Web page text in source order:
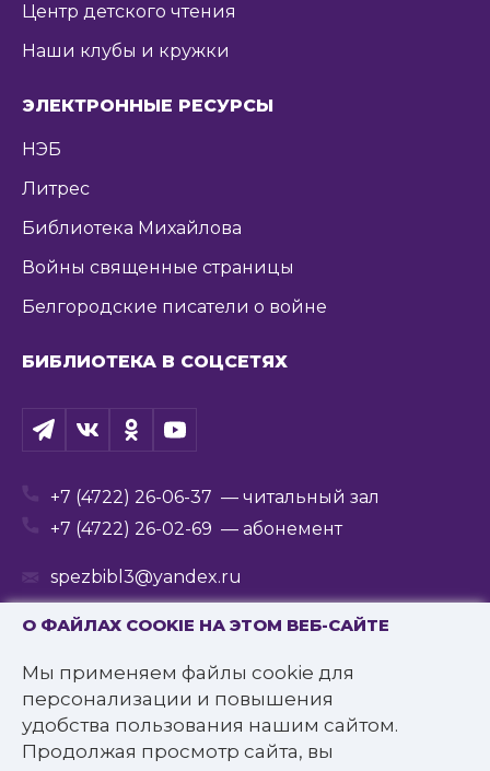
О ФАЙЛАХ COOKIE НА ЭТОМ ВЕБ-САЙТЕ
Мы применяем файлы cookie для
персонализации и повышения
удобства пользования нашим сайтом.
Продолжая просмотр сайта, вы
Центр детского чтения
Наши клубы и кружки
ЭЛЕКТРОННЫЕ РЕСУРСЫ
НЭБ
Литрес
Библиотека Михайлова
Войны священные страницы
Белгородские писатели о войне
БИБЛИОТЕКА В СОЦСЕТЯХ
+7 (4722) 26-06-37 — читальный зал
+7 (4722) 26-02-69 — абонемент
spezbibl3@yandex.ru
© 2016—2022 Государственное бюджетное
учреждение культуры
«Белгородская государственная специальная